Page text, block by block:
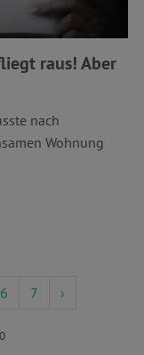
raus! Aber
nach
Wohnung
6 7 ›